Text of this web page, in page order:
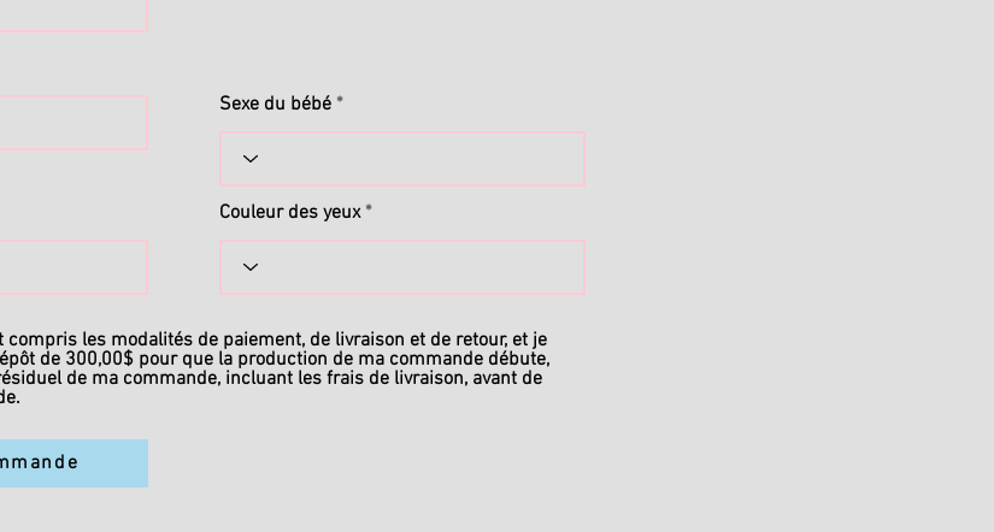
Sexe du bébé
Couleur des yeux
les modalités de paiement, de livraison et de retour, et je
de 300,00$ pour que la production de ma commande débute,
de ma commande, incluant les frais de livraison, avant de